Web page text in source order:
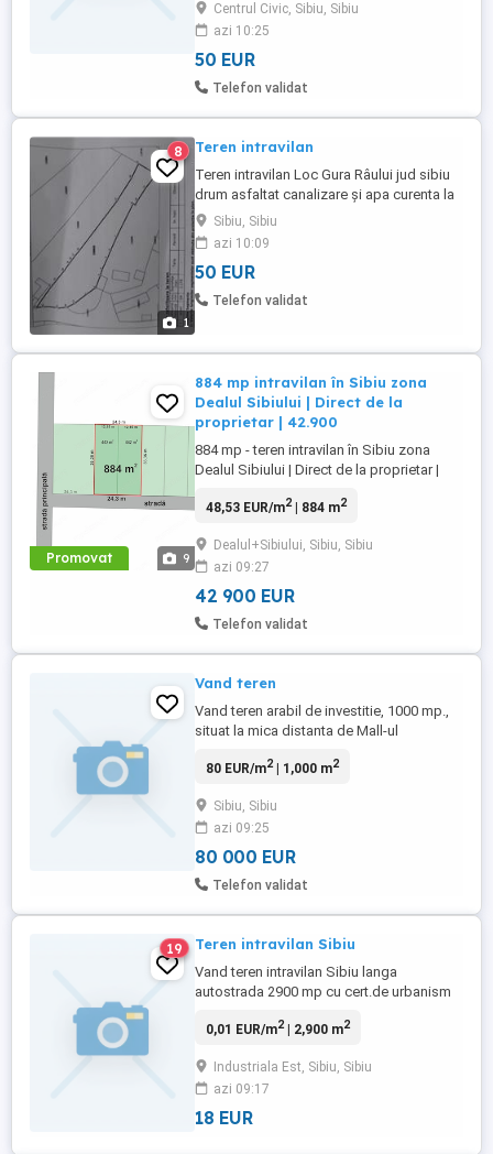
Centrul Civic, Sibiu, Sibiu
azi 10:25
50 EUR
Telefon validat
1
8 Teren intravilan
Teren intravilan Loc Gura Râului jud sibiu
drum asfaltat canalizare și apa curenta la
stradăSibiu, Sibiu
azi 10:09
50 EUR
Telefon validat
Promovat 9
884 mp intravilan în Sibiu zona
Dealul Sibiului | Direct de la
proprietar | 42.900
884 mp - teren intravilan în Sibiu zona
Dealul Sibiului | Direct de la proprietar |
Oportunitate rară în Sibiu zona Dealul
stradal 24,30 ml Ideal pentru casa visurilor
sau investiție 2 loturi x 442 mp BONUS:
cota-parte ...
48,53 EUR/m2| 884 m2
Dealul+Sibiului, Sibiu, Sibiu
azi 09:27
42 900 EUR
Telefon validat
Vand teren
Vand teren arabil de investitie, 1000 mp.,
situat la mica distanta de Mall-ul
in zona Troita pe str. Aleea Monumentului .
anuntate mai multe investitii mari. In noul
PUG Selimbar este introdus in intravilan si
se poate ...
80 EUR/m2| 1,000 m2
Sibiu, Sibiu
azi 09:25
80 000 EUR
Telefon validat
19 Teren intravilan Sibiu
Vand teren intravilan Sibiu langa
autostrada 2900 mp cu cert.de urbanism
totala: 2900
0,01 EUR/m2| 2,900 m2
Industriala Est, Sibiu, Sibiu
azi 09:17
18 EUR